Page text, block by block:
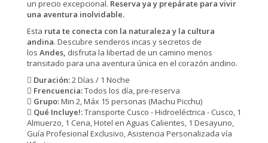
un precio excepcional. Reserva ya y prepárate para vivir
una aventura inolvidable.
Esta ruta te conecta con la naturaleza y la cultura
andina. Descubre senderos incas y secretos de
los Andes, disfruta la libertad de un camino menos
transitado para una aventura única en el corazón andino.
Duración:2 Días / 1 Noche
Frencuencia:Todos los día, pre-reserva
Grupo:Min 2, Máx 15 personas (Machu Picchu)
Qué Incluye!:Transporte Cusco - Hidroeléctrica - Cusco, 1
Almuerzo, 1 Cena, Hotel en Aguas Calientes, 1 Desayuno,
Guía Profesional Exclusivo, Asistencia Personalizada vía